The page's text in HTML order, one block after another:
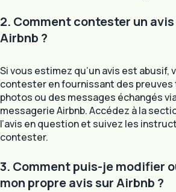
2. Comment contester un
Airbnb ?
Si vous estimez qu’un avis est abusif,
contester en fournissant des
photos ou des messages échangés
messagerie Airbnb. Accédez à la
l’avis en question et suivez les
contester.
3. Comment puis-je modifier
mon propre avis sur Airbnb ?